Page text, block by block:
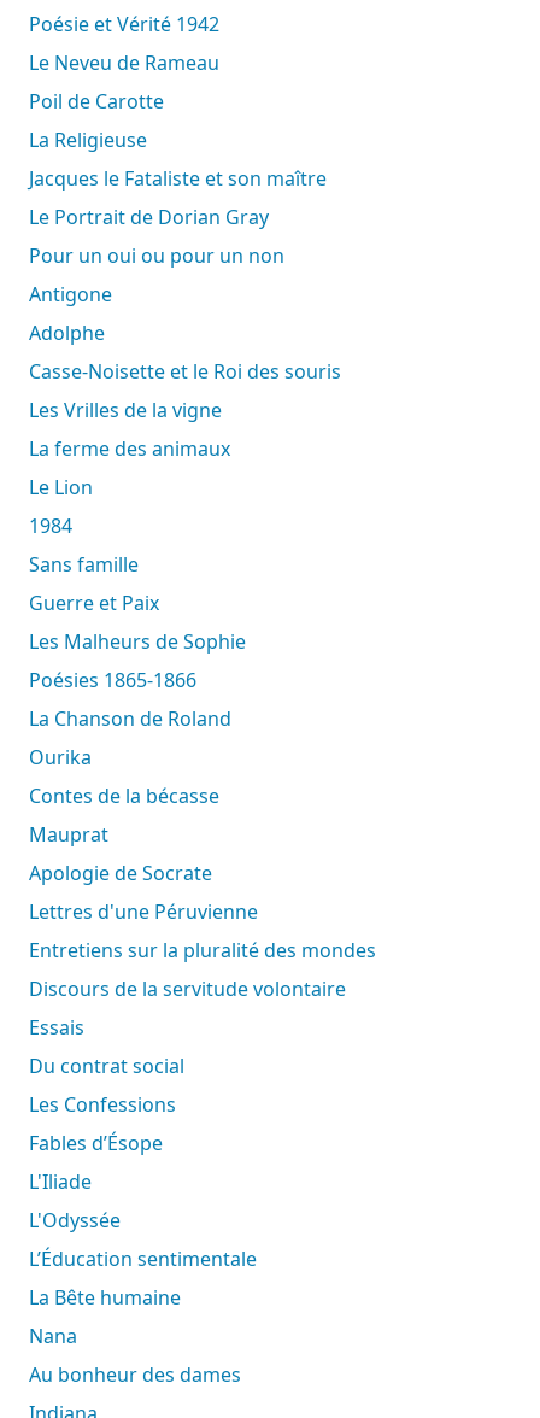
Poésie et Vérité 1942
Le Neveu de Rameau
Poil de Carotte
La Religieuse
Jacques le Fataliste et son maître
Le Portrait de Dorian Gray
Pour un oui ou pour un non
Antigone
Adolphe
Casse-Noisette et le Roi des souris
Les Vrilles de la vigne
La ferme des animaux
Le Lion
1984
Sans famille
Guerre et Paix
Les Malheurs de Sophie
Poésies 1865-1866
La Chanson de Roland
Ourika
Contes de la bécasse
Mauprat
Apologie de Socrate
Lettres d'une Péruvienne
Entretiens sur la pluralité des mondes
Discours de la servitude volontaire
Essais
Du contrat social
Les Confessions
Fables d’Ésope
L'Iliade
L'Odyssée
L’Éducation sentimentale
La Bête humaine
Nana
Au bonheur des dames